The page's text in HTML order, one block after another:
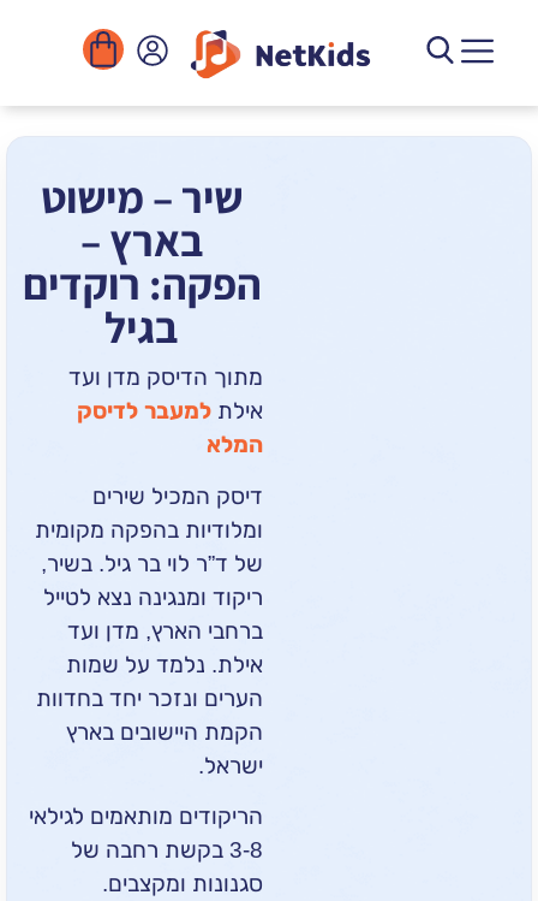
שיר – מישוט
בארץ –
הפקה: רוקדים
בגיל
מתוך הדיסק מדן ועד
למעבר לדיסק
דיסק המכיל שירים
ומלודיות בהפקה מקומית
של ד”ר לוי בר גיל. בשיר,
ריקוד ומנגינה נצא לטייל
ברחבי הארץ, מדן ועד
אילת. נלמד על שמות
הערים ונזכר יחד בחדוות
הקמת היישובים בארץ
הריקודים מותאמים לגילאי
3-8 בקשת רחבה של
סגנונות ומקצבים.